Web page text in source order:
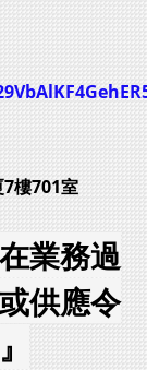
樓701室
業務過
供應令